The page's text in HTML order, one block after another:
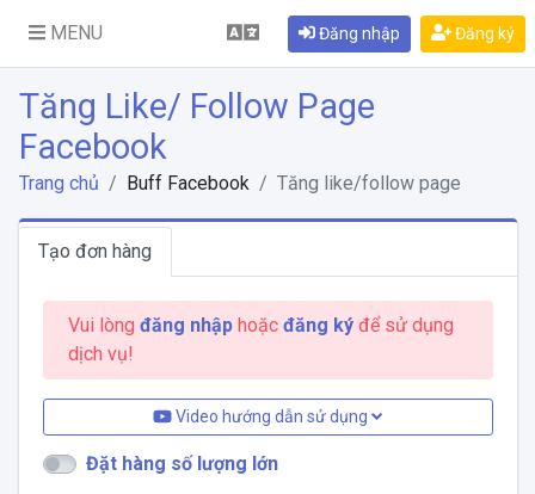
MENU Đăng nhập Đăng ký
Tăng Like/ Follow Page
Facebook
Trang chủ Buff Facebook Tăng like/follow page
Tạo đơn hàng
Vui lòng đăng nhậphoặc đăng kýđể sử dụng
dịch vụ!
Video hướng dẫn sử dụng
Đặt hàng số lượng lớn